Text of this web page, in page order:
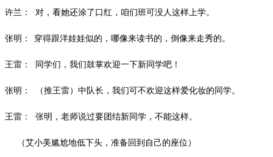
许兰： 对，看她还涂了口红， 咱们班可没人这样上学。
张明： 穿得跟洋娃娃似的，哪像来读书的，倒像来走秀的。
王雷： 同学们，我们鼓掌欢迎一下新同学吧！
张明： （推王雷）中队长，我们可不欢迎这样爱化妆的同学。
王雷： 张明，老师说过要团结新同学，不能这样。
（艾小美尴尬地低下头，准备回到自己的座位）